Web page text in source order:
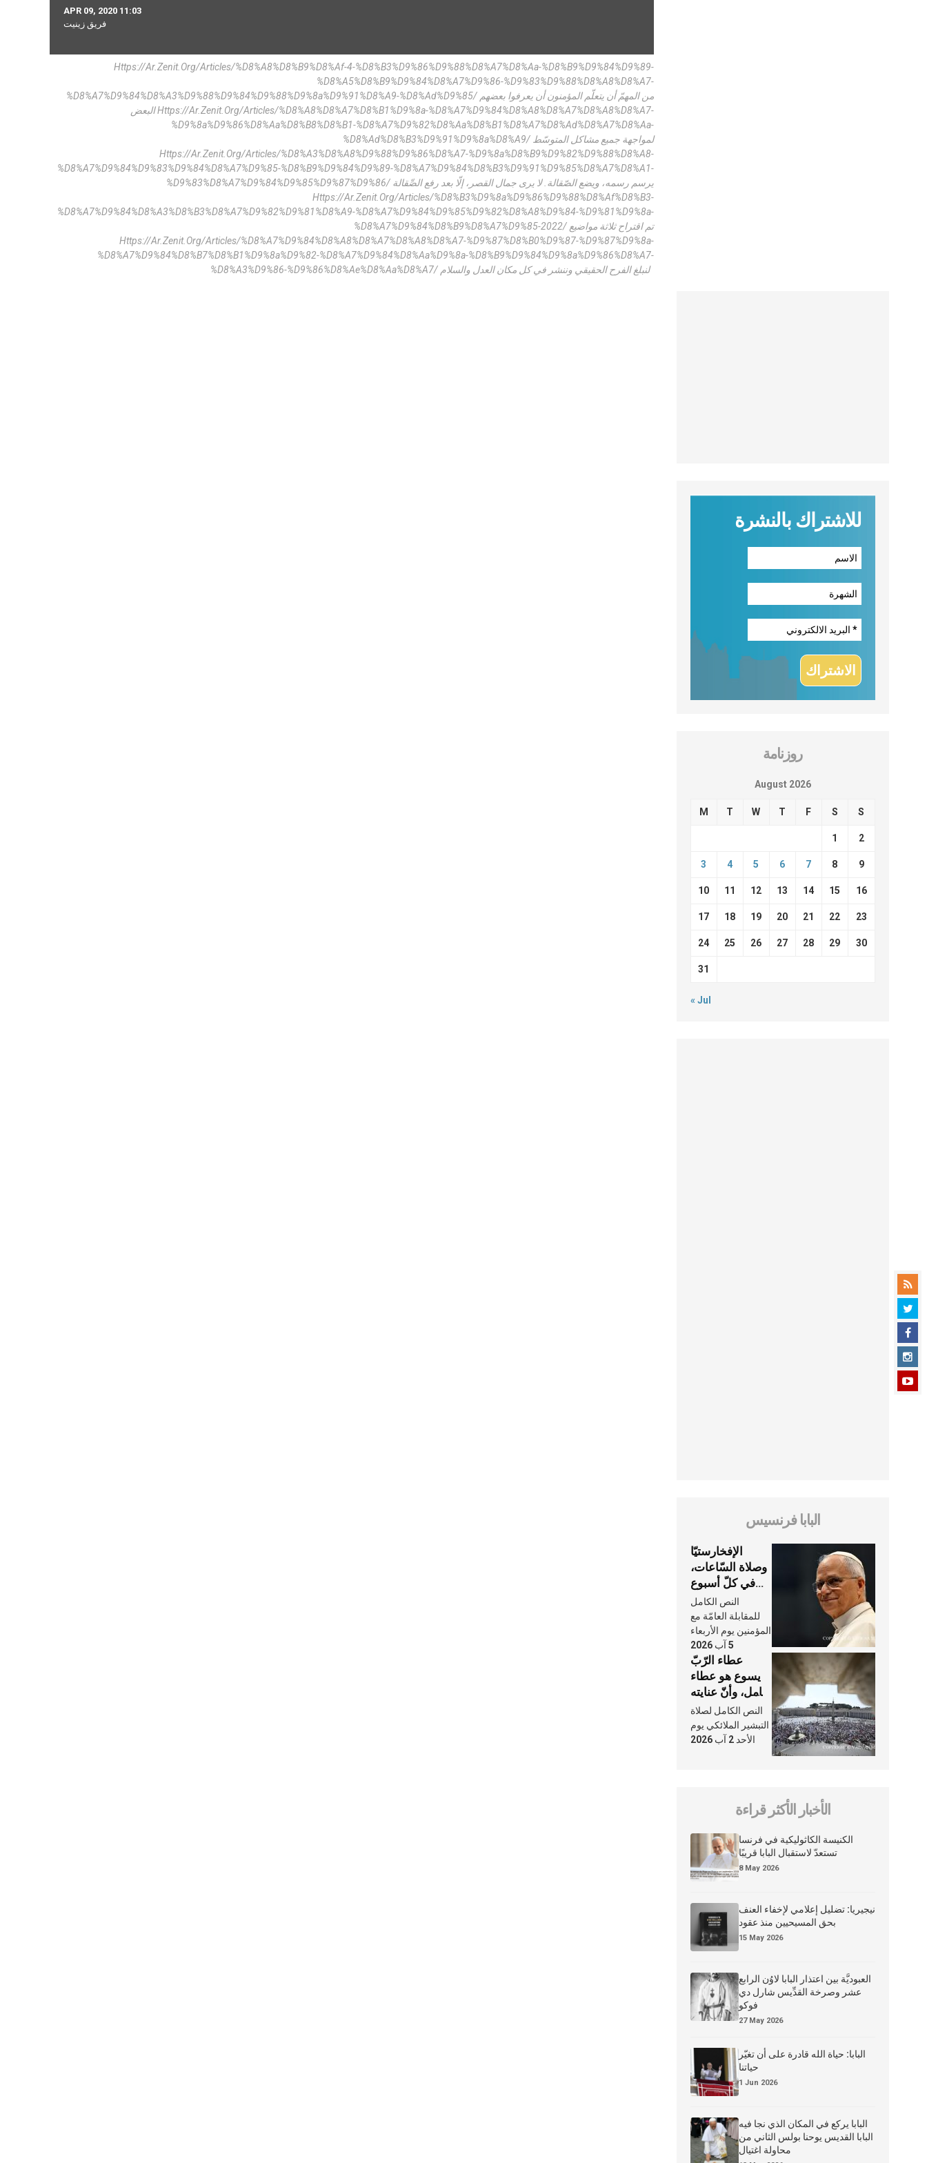
APR 09, 2020 11:03
فريق زينيت
Https://ar.zenit.org/articles/%d8%a8%d8%b9%d8%af-4-%d8%b3%d9%86%d9%88%d8%a7%d8%aa-%d8%b9%d9%84%d9%89-
%d8%a5%d8%b9%d9%84%d8%a7%d9%86-%d9%83%d9%88%d8%a8%d8%a7-
%d8%a7%d9%84%d8%a3%d9%88%d9%84%d9%88%d9%8a%d9%91%d8%a9-%d8%ad%d9%85/ من المهمّ أن يتعلّم المؤمنون أن يعرفوا بعضهم
البعض Https://ar.zenit.org/articles/%d8%a8%d8%a7%d8%b1%d9%8a-%d8%a7%d9%84%d8%a8%d8%a7%d8%a8%d8%a7-
%d9%8a%d9%86%d8%aa%d8%b8%d8%b1-%d8%a7%d9%82%d8%aa%d8%b1%d8%a7%d8%ad%d8%a7%d8%aa-
%d8%ad%d8%b3%d9%91%d9%8a%d8%a9/ لمواجهة جميع مشاكل المتوسّط
Https://ar.zenit.org/articles/%d8%a3%d8%a8%d9%88%d9%86%d8%a7-%d9%8a%d8%b9%d9%82%d9%88%d8%a8-
%d8%a7%d9%84%d9%83%d9%84%d8%a7%d9%85-%d8%b9%d9%84%d9%89-%d8%a7%d9%84%d8%b3%d9%91%d9%85%d8%a7%d8%a1-
%d9%83%d8%a7%d9%84%d9%85%d9%87%d9%86/ يرسم رسمه، ويضع الصّقالة. لا يرى جمال القصر، إلّا بعد رفع الصِّقالة
Https://ar.zenit.org/articles/%d8%b3%d9%8a%d9%86%d9%88%d8%af%d8%b3-
%d8%a7%d9%84%d8%a3%d8%b3%d8%a7%d9%82%d9%81%d8%a9-%d8%a7%d9%84%d9%85%d9%82%d8%a8%d9%84-%d9%81%d9%8a-
%d8%a7%d9%84%d8%b9%d8%a7%d9%85-2022/ تم اقتراح ثلاثة مواضيع
Https://ar.zenit.org/articles/%d8%a7%d9%84%d8%a8%d8%a7%d8%a8%d8%a7-%d9%87%d8%b0%d9%87-%d9%87%d9%8a-
%d8%a7%d9%84%d8%b7%d8%b1%d9%8a%d9%82-%d8%a7%d9%84%d8%aa%d9%8a-%d8%b9%d9%84%d9%8a%d9%86%d8%a7-
%d8%a3%d9%86-%d9%86%d8%ae%d8%aa%d8%a7/ لنبلغ الفرح الحقيقي وننشر في كل مكان العدل والسلام
للاشتراك بالنشرة
روزنامة
August 2026
M T W T F S S
1 2
3 4 5 6 7 8 9
10 11 12 13 14 15 16
17 18 19 20 21 22 23
24 25 26 27 28 29 30
31
« Jul
البابا فرنسيس
الإفخارستيّا
وصلاة السّاعات،
في كلّ أسبوع
وكلّ يوم، هما
النَّفَس في حياة
الكنيسة
النص الكامل
للمقابلة العامّة مع
المؤمنين يوم الأربعاء
5 آب 2026
عطاء الرّبّ
يسوع هو عطاء
شامل، وأنّ عنايته
بنا لا تغيب عنّا
أبدًا
النص الكامل لصلاة
التبشير الملائكي يوم
الأحد 2 آب 2026
الأخبار الأكثر قراءة
الكنيسة الكاثوليكية في فرنسا
تستعدّ لاستقبال البابا قريبًا
8 May 2026
نيجيريا: تضليل إعلامي لإخفاء العنف
بحق المسيحيين منذ عقود
15 May 2026
العبوديَّة بين اعتذار البابا لاوُن الرابع
عشر وصرخة القدِّيس شارل دي
فوكو
27 May 2026
البابا: حياة الله قادرة على أن تغيّر
حياتنا
1 Jun 2026
البابا يركع في المكان الذي نجا فيه
البابا القديس يوحنا بولس الثاني من
محاولة اغتيال